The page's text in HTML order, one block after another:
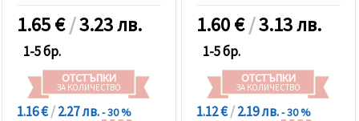
1.65€/3.23 лв.
1-5 бр.
ОТСТЪПКИ
ЗА КОЛИЧЕСТВО
1.16 €/2.27 лв.- 30 %
1.60€/3.13 лв.
1-5 бр.
ОТСТЪПКИ
ЗА КОЛИЧЕСТВО
1.12 €/2.19 лв.- 30 %